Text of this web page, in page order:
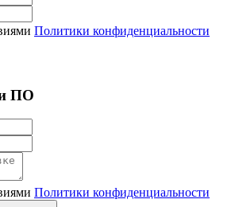
Политики конфиденциальности
ПО
Политики конфиденциальности